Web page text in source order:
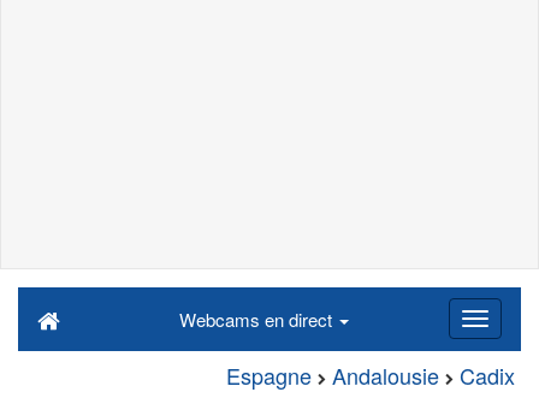
Webcams en direct
Espagne Andalousie Cadix